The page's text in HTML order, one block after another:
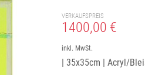
VERKAUFSPREIS
1400,00 €
inkl. MwSt.
| 35x35cm | Acryl/